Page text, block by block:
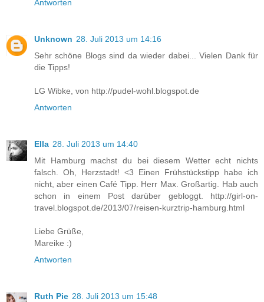
Antworten
Unknown 28. Juli 2013 um 14:16
Sehr schöne Blogs sind da wieder dabei... Vielen Dank für
die Tipps!
LG Wibke, von http://pudel-wohl.blogspot.de
Antworten
Ella 28. Juli 2013 um 14:40
Mit Hamburg machst du bei diesem Wetter echt nichts
falsch. Oh, Herzstadt! <3 Einen Frühstückstipp habe ich
nicht, aber einen Café Tipp. Herr Max. Großartig. Hab auch
schon in einem Post darüber gebloggt. http://girl-on-
travel.blogspot.de/2013/07/reisen-kurztrip-hamburg.html
Liebe Grüße,
Mareike :)
Antworten
Ruth Pie 28. Juli 2013 um 15:48